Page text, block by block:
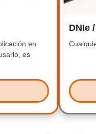
en
es
DNIe